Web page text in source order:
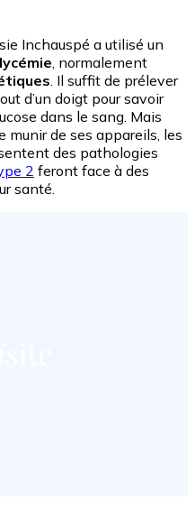
Inchauspé a utilisé un
, normalement
. Il suffit de prélever
d’un doigt pour savoir
dans le sang. Mais
de ses appareils, les
des pathologies
2 feront face à des
santé.